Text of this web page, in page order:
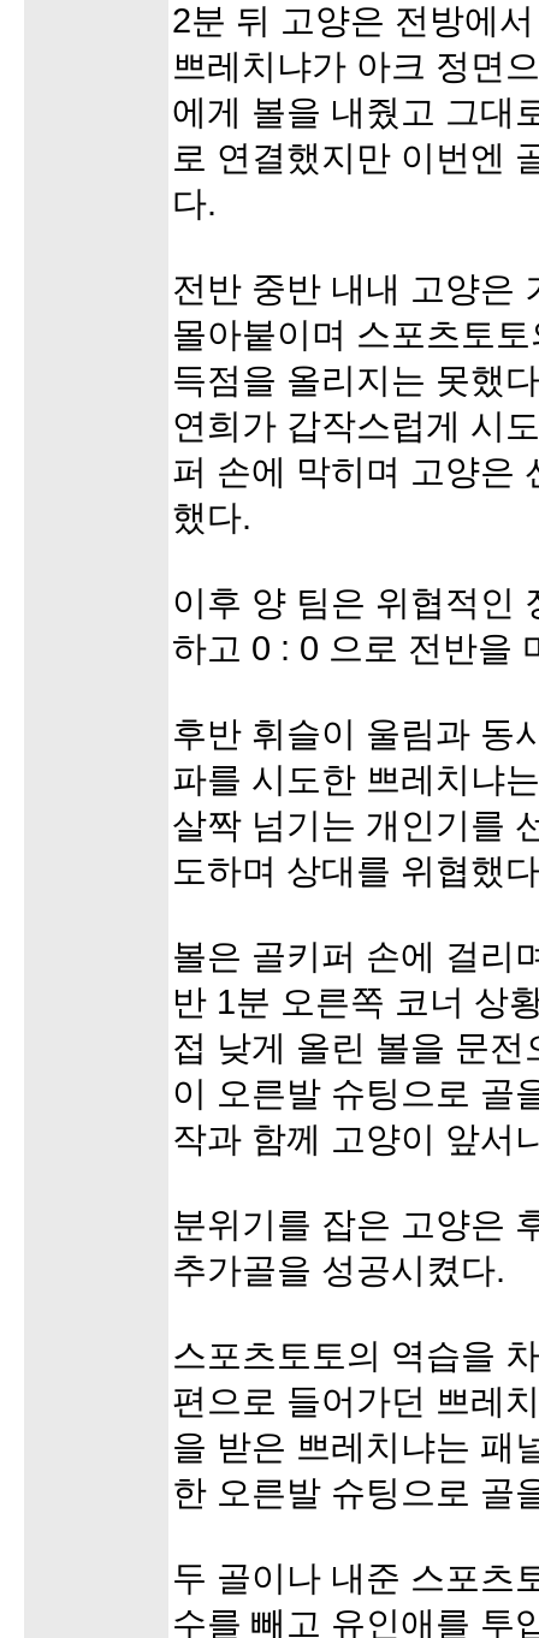
2분 뒤 고양은 전방에
쁘레치냐가 아크 정면
에게 볼을 내줬고 그대
로 연결했지만 이번엔
다.
전반 중반 내내 고양은
몰아붙이며 스포츠토
득점을 올리지는 못했
연희가 갑작스럽게 시
퍼 손에 막히며 고양은
했다.
이후 양 팀은 위협적인
하고 0 : 0 으로 전반을
후반 휘슬이 울림과 동
파를 시도한 쁘레치냐
살짝 넘기는 개인기를
도하며 상대를 위협했
볼은 골키퍼 손에 걸리
반 1분 오른쪽 코너 상
접 낮게 올린 볼을 문
이 오른발 슈팅으로 골
작과 함께 고양이 앞서
분위기를 잡은 고양은
추가골을 성공시켰다.
스포츠토토의 역습을
편으로 들어가던 쁘레
을 받은 쁘레치냐는 패
한 오른발 슈팅으로 골
두 골이나 내준 스포츠
수를 빼고 유인애를 투